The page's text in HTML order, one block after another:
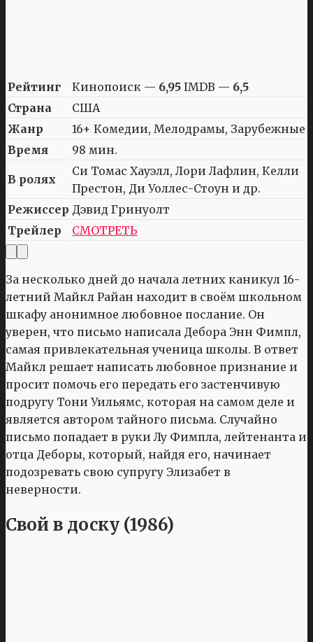
Рейтинг Кинопоиск — 6,95 IMDB — 6,5
Страна
США
Жанр
16+ Комедии, Мелодрамы, Зарубежные
Время
98 мин.
В ролях
Си Томас Хауэлл, Лори Лафлин, Келли
Престон, Ди Уоллес-Стоун и др.
Режиссер Дэвид Гринуолт
Трейлер
СМОТРЕТЬ
За несколько дней до начала летних каникул 16-
летний Майкл Райан находит в своём школьном
шкафу анонимное любовное послание. Он
уверен, что письмо написала Дебора Энн Фимпл,
самая привлекательная ученица школы. В ответ
Майкл решает написать любовное признание и
просит помочь его передать его застенчивую
подругу Тони Уильямс, которая на самом деле и
является автором тайного письма. Случайно
письмо попадает в руки Лу Фимпла, лейтенанта и
отца Деборы, который, найдя его, начинает
подозревать свою супругу Элизабет в
неверности.
Свой в доску (1986)